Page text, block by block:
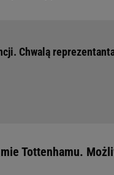
Chwalą
Tottenhamu.